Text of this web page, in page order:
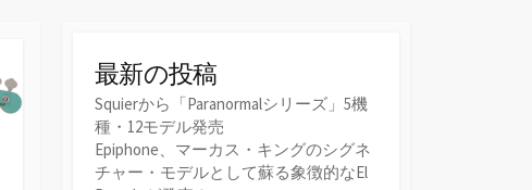
最新の投稿
Squierから「Paranormalシリーズ」5機
種・12モデル発売
Epiphone、マーカス・キングのシグネ
チャー・モデルとして蘇る象徴的なEl